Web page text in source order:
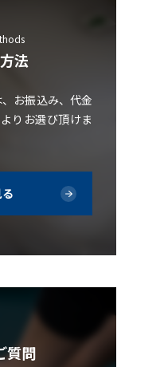
法
お振込み、代金
りお選び頂けま
質問